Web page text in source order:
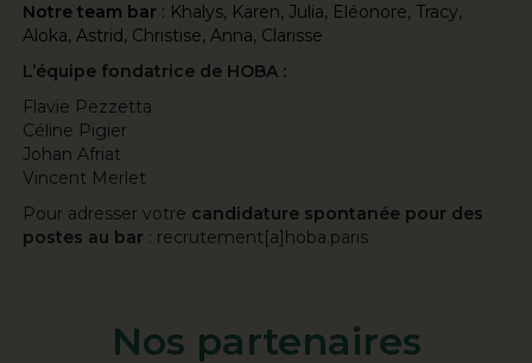
Notre team bar : Khalys, Karen, Julia, Eléonore, Tracy,
Aloka, Astrid, Christise, Anna, Clarisse
L’équipe fondatrice de HOBA :
Flavie Pezzetta
Céline Pigier
Johan Afriat
Vincent Merlet
Pour adresser votre candidature spontanée pour des
postes au bar : recrutement[a]hoba.paris
Nos partenaires